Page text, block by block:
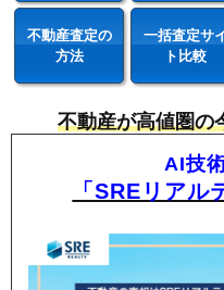
不動産査定の
方法
一括査定サ
ト比較
不動産が高値圏の
AI技
「SREリアル